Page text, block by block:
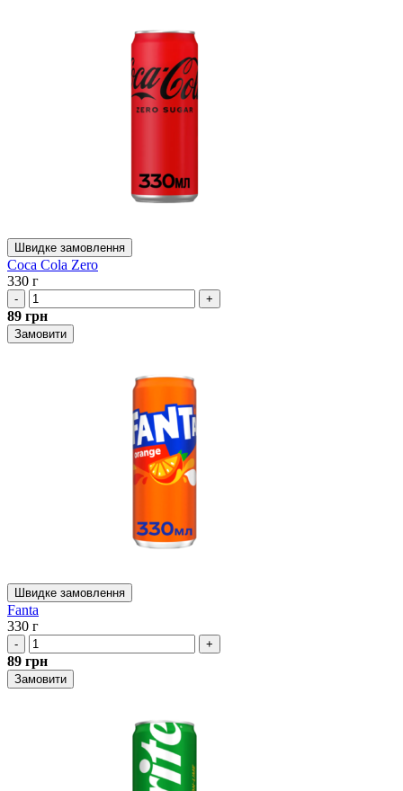
Швидке замовлення
Coca Cola Zero
330 г
- +
89 грн
Замовити
Швидке замовлення
Fanta
330 г
- +
89 грн
Замовити